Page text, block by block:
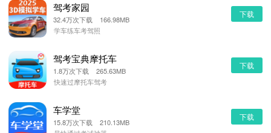
驾考家园
32.4万次下载 166.98MB
学车练车考驾照
下载
驾考宝典摩托车
1.8万次下载 265.63MB
快速过摩托车驾考
下载
车学堂
15.8万次下载 210.13MB
下载